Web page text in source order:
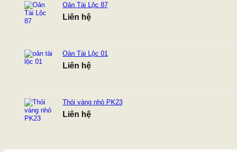
Oản Tài Lộc 87
Liên hệ
Oản Tài Lộc 01
Liên hệ
Thỏi vàng nhỏ PK23
Liên hệ